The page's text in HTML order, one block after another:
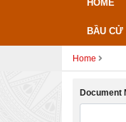
HOME
BẦU
Home
Document